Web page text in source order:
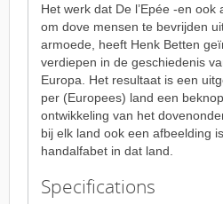
Het werk dat De l’Epée -en
om dove mensen te bevrijden
armoede, heeft Henk Betten
verdiepen in de geschiedenis
Europa. Het resultaat is een
per (Europees) land een
ontwikkeling van het
bij elk land ook een afbeelding
handalfabet in dat land.
Specifications